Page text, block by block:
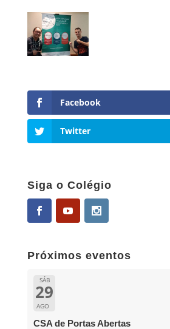
Facebook
Twitter
Siga o Colégio
Próximos eventos
SÁB
29
AGO
CSA de Portas Abertas